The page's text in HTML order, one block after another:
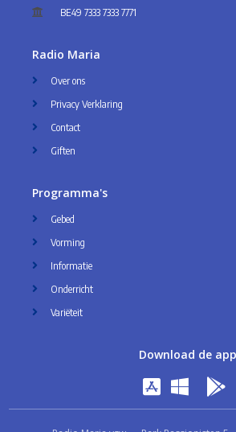
BE49 7333 7333 7771
Radio Maria
Over ons
Privacy Verklaring
Contact
Giften
Programma's
Gebed
Vorming
Informatie
Onderricht
Variëteit
Download de app